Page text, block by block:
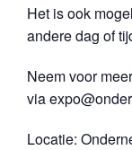
Het is ook
andere dag of
Neem voor
via
Locatie: